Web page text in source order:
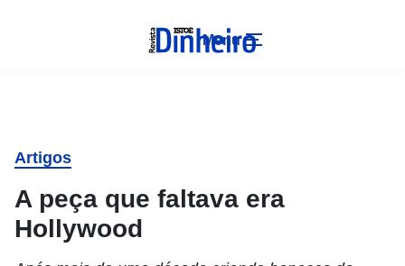
Menu
Artigos
A peça que faltava era
Hollywood